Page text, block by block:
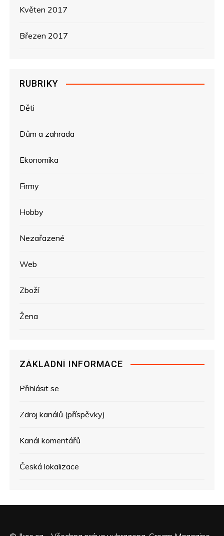
Květen 2017
Březen 2017
RUBRIKY
Děti
Dům a zahrada
Ekonomika
Firmy
Hobby
Nezařazené
Web
Zboží
Žena
ZÁKLADNÍ INFORMACE
Přihlásit se
Zdroj kanálů (příspěvky)
Kanál komentářů
Česká lokalizace